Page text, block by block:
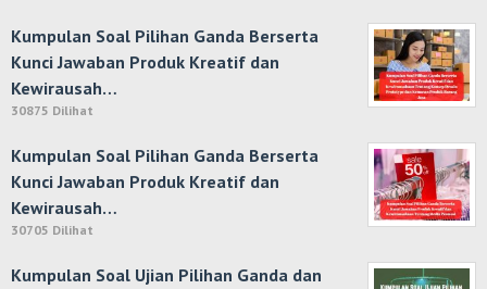
Kumpulan Soal Pilihan Ganda Berserta
Kunci Jawaban Produk Kreatif dan
Kewirausah…
30875 Dilihat
Kumpulan Soal Pilihan Ganda Berserta
Kunci Jawaban Produk Kreatif dan
Kewirausah…
30705 Dilihat
Kumpulan Soal Ujian Pilihan Ganda dan